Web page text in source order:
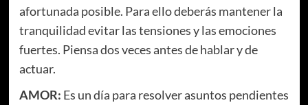
afortunada posible. Para ello deberás mantener la
tranquilidad evitar las tensiones y las emociones
fuertes. Piensa dos veces antes de hablar y de
actuar.
AMOR: Es un día para resolver asuntos pendientes